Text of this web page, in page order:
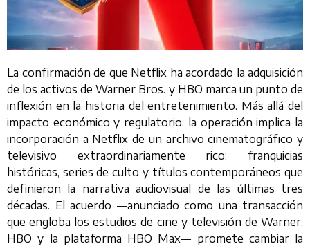
La confirmación de que Netflix ha acordado la adquisición
de los activos de Warner Bros. y HBO marca un punto de
inflexión en la historia del entretenimiento. Más allá del
impacto económico y regulatorio, la operación implica la
incorporación a Netflix de un archivo cinematográfico y
televisivo extraordinariamente rico: franquicias
históricas, series de culto y títulos contemporáneos que
definieron la narrativa audiovisual de las últimas tres
décadas. El acuerdo —anunciado como una transacción
que engloba los estudios de cine y televisión de Warner,
HBO y la plataforma HBO Max— promete cambiar la